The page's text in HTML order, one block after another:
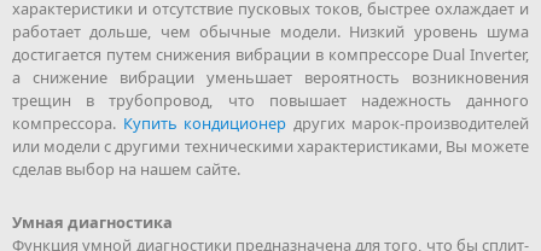
характеристики и отсутствие пусковых токов, быстрее охлаждает и
работает дольше, чем обычные модели. Низкий уровень шума
достигается путем снижения вибрации в компрессоре Dual Inverter,
а снижение вибрации уменьшает вероятность возникновения
трещин в трубопровод, что повышает надежность данного
компрессора. Купить кондиционер других марок-производителей
или модели с другими техническими характеристиками, Вы можете
сделав выбор на нашем сайте.
Умная диагностика
Функция умной диагностики предназначена для того, что бы сплит-